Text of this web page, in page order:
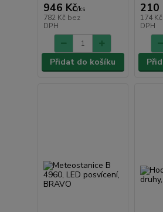
946 Kč/ks
782 Kč bez
DPH
Přidat do košíku
210
174 Kč
DPH